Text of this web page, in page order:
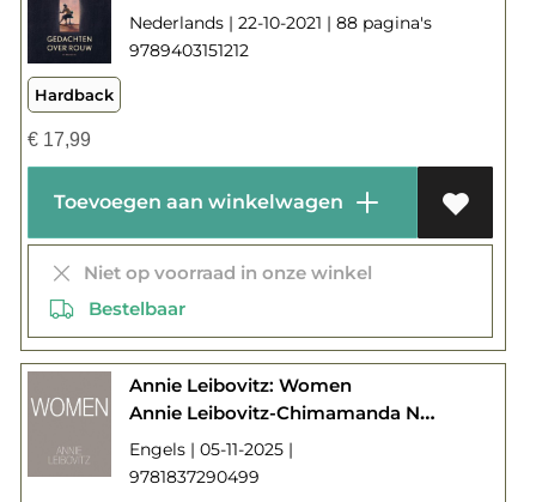
Nederlands | 22-10-2021 | 88 pagina's
9789403151212
Hardback
€17,99
Toevoegen aan winkelwagen
Niet op voorraad in onze winkel
Bestelbaar
Annie Leibovitz: Women
Annie Leibovitz-Chimamanda Ngozi Adichie-Susan Sontag-Gloria Steinem
Engels | 05-11-2025 |
9781837290499